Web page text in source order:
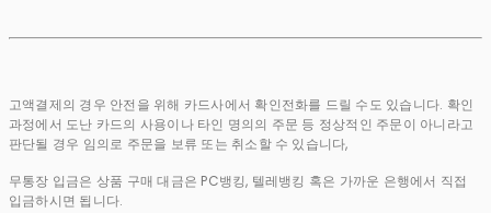
고액결제의 경우 안전을 위해 카드사에서 확인전화를 드릴 수도 있습니다. 확인
과정에서 도난 카드의 사용이나 타인 명의의 주문 등 정상적인 주문이 아니라고
판단될 경우 임의로 주문을 보류 또는 취소할 수 있습니다,
무통장 입금은 상품 구매 대금은 PC뱅킹, 텔레뱅킹 혹은 가까운 은행에서 직접
입금하시면 됩니다.